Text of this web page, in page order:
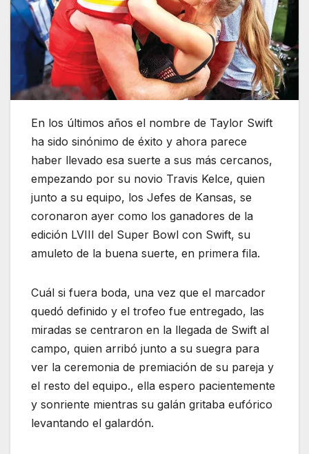
En los últimos años el nombre de Taylor Swift
ha sido sinónimo de éxito y ahora parece
haber llevado esa suerte a sus más cercanos,
empezando por su novio Travis Kelce, quien
junto a su equipo, los Jefes de Kansas, se
coronaron ayer como los ganadores de la
edición LVIII del Super Bowl con Swift, su
amuleto de la buena suerte, en primera fila.
Cuál si fuera boda, una vez que el marcador
quedó definido y el trofeo fue entregado, las
miradas se centraron en la llegada de Swift al
campo, quien arribó junto a su suegra para
ver la ceremonia de premiación de su pareja y
el resto del equipo., ella espero pacientemente
y sonriente mientras su galán gritaba eufórico
levantando el galardón.